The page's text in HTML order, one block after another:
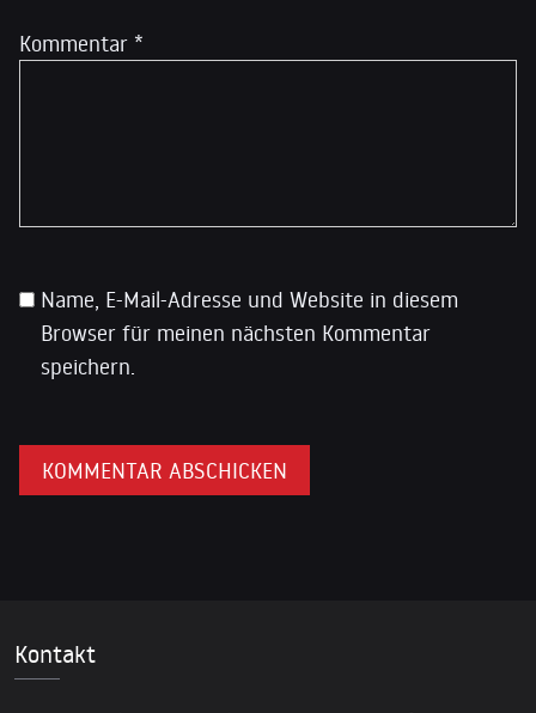
Kommentar *
Name, E-Mail-Adresse und Website in diesem
Browser für meinen nächsten Kommentar
speichern.
Kontakt